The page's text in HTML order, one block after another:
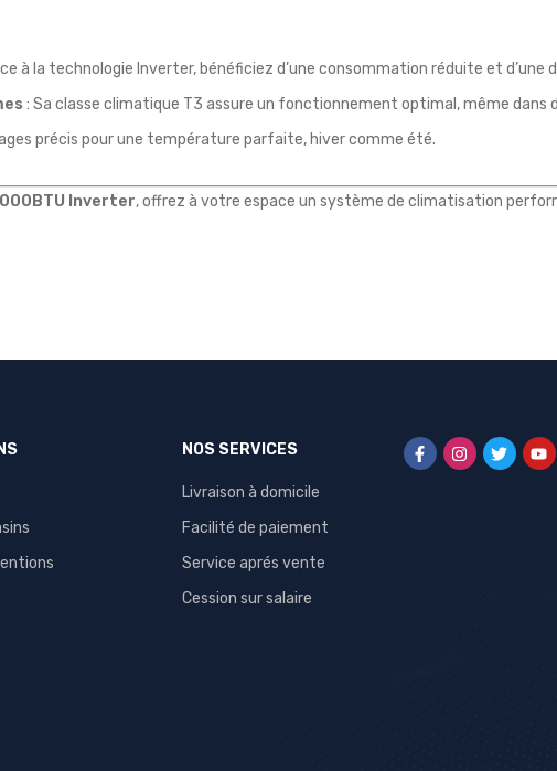
à la technologie Inverter, bénéficiez d’une consommation réduite et d’une
: Sa classe climatique T3 assure un fonctionnement optimal, même dans
précis pour une température parfaite, hiver comme été.
Inverter, offrez à votre espace un système de climatisation
NOS SERVICES
Livraison à domicile
Facilité de paiement
Service aprés vente
Cession sur salaire